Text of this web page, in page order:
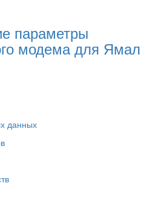
параметры
модема для Ямал
данных